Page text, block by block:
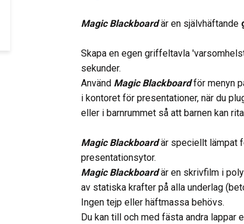
Magic Blackboard är en självhäftande
Skapa en egen griffeltavla
sekunder.
Använd Magic Blackboardför menyn
i kontoret för presentationer, när du
eller i barnrummet så att barnen kan
Magic Blackboardär speciellt lämpat
presentationsytor.
Magic Blackboardär en skrivfilm i
av statiska krafter på alla underlag
Ingen tejp eller häftmassa behövs.
Du kan till och med fästa andra lappar